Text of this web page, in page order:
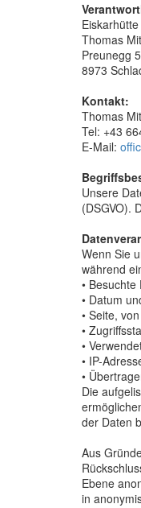
Eiskarhütte
Thomas
Preunegg
8973
Kontakt:
Thomas
Tel: +43
E-Mail:
Unsere
(DSGVO).
Wenn Sie
während
• Besuchte
• Datum
• Seite,
•
•
• IP-
•
Die
der Daten
Aus
Ebene
in